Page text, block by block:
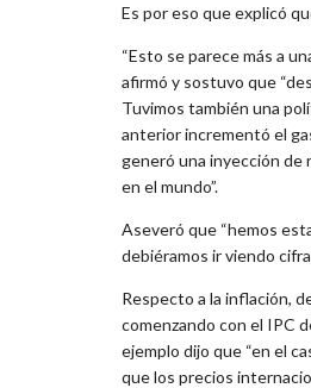
Es por eso que explicó
“Esto se parece más a
afirmó y sostuvo que
Tuvimos también una
anterior incrementó el
generó una inyección de
en el mundo”.
Aseveró que “hemos
debiéramos ir viendo
Respecto a la inflación,
comenzando con el IPC
ejemplo dijo que “en el
que los precios